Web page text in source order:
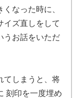
なった時に、
イズ直しをして
うお話をいただ
てしまうと、将
刻印を一度埋め